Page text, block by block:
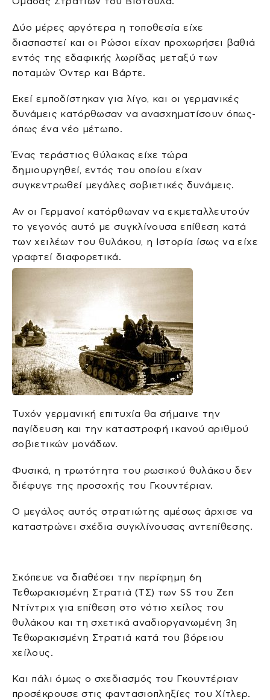
Δύο μέρες αργότερα η τοποθεσία είχε
διασπαστεί και οι Ρώσοι είχαν προχωρήσει βαθιά
εντός της εδαφικής λωρίδας μεταξύ των
ποταμών Όντερ και Βάρτε.
Εκεί εμποδίστηκαν για λίγο, και οι γερμανικές
δυνάμεις κατόρθωσαν να ανασχηματίσουν όπως-
όπως ένα νέο μέτωπο.
Ένας τεράστιος θύλακας είχε τώρα
δημιουργηθεί, εντός του οποίου είχαν
συγκεντρωθεί μεγάλες σοβιετικές δυνάμεις.
Αν οι Γερμανοί κατόρθωναν να εκμεταλλευτούν
το γεγονός αυτό με συγκλίνουσα επίθεση κατά
των χειλέων του θυλάκου, η Ιστορία ίσως να είχε
γραφτεί διαφορετικά.
Τυχόν γερμανική επιτυχία θα σήμαινε την
παγίδευση και την καταστροφή ικανού αριθμού
σοβιετικών μονάδων.
Φυσικά, η τρωτότητα του ρωσικού θυλάκου δεν
διέφυγε της προσοχής του Γκουντέριαν.
Ο μεγάλος αυτός στρατιώτης αμέσως άρχισε να
καταστρώνει σχέδια συγκλίνουσας αντεπίθεσης.
Σκόπευε να διαθέσει την περίφημη 6η
Τεθωρακισμένη Στρατιά (ΤΣ) των SS του Ζεπ
Ντίντριχ για επίθεση στο νότιο χείλος του
θυλάκου και τη σχετικά αναδιοργανωμένη 3η
Τεθωρακισμένη Στρατιά κατά του βόρειου
χείλους.
Και πάλι όμως ο σχεδιασμός του Γκουντέριαν
προσέκρουσε στις φαντασιοπληξίες του Χίτλερ.